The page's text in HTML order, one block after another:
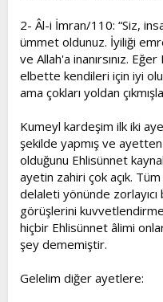
2- Âl-i İmran/110: “Siz,
ümmet oldunuz. İyiliği
ve Allah'a inanırsınız.
elbette kendileri için iyi
ama çokları yoldan
Kumeyl kardeşim ilk iki
şekilde yapmış ve
olduğunu Ehlisünnet
ayetin zahiri çok açık.
delaleti yönünde
görüşlerini
hiçbir Ehlisünnet âlimi
şey dememiştir.
Gelelim diğer ayetlere: